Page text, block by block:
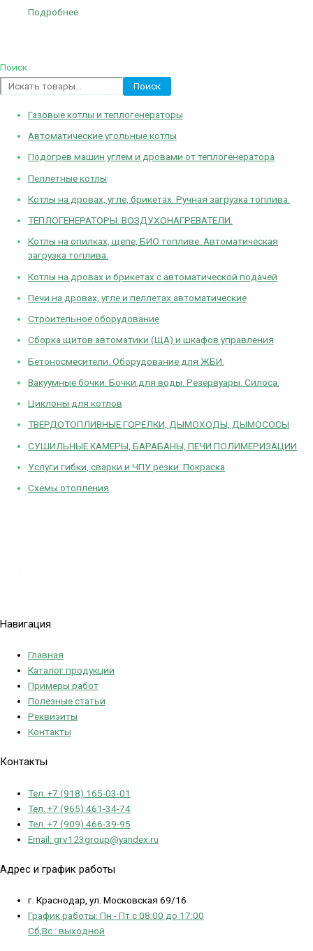
Поиск
Поиск
Газовые котлы и теплогенераторы
Автоматические угольные котлы
Подогрев машин углем и дровами от теплогенератора
Пеллетные котлы
Котлы на дровах, угле, брикетах. Ручная загрузка топлива.
ТЕПЛОГЕНЕРАТОРЫ. ВОЗДУХОНАГРЕВАТЕЛИ.
Котлы на опилках, щепе, БИО топливе. Автоматическая
загрузка топлива.
Котлы на дровах и брикетах с автоматической подачей
Печи на дровах, угле и пеллетах автоматические
Строительное оборудование
Сборка щитов автоматики (ЩА) и шкафов управления
Бетоносмесители. Оборудование для ЖБИ.
Вакуумные бочки. Бочки для воды. Резервуары. Силоса.
Циклоны для котлов
ТВЕРДОТОПЛИВНЫЕ ГОРЕЛКИ, ДЫМОХОДЫ, ДЫМОСОСЫ
СУШИЛЬНЫЕ КАМЕРЫ, БАРАБАНЫ, ПЕЧИ ПОЛИМЕРИЗАЦИИ
Услуги гибки, сварки и ЧПУ резки. Покраска
Схемы отопления
Подробнее
Навигация
Главная
Каталог продукции
Примеры работ
Полезные статьи
Реквизиты
Контакты
Контакты
Тел. +7 (918) 165-03-01
Тел. +7 (965) 461-34-74
Тел. +7 (909) 466-39-95
Email: grv123group@yandex.ru
Адрес и график работы
г. Краснодар, ул. Московская 69/16
График работы: Пн - Пт с 08:00 до 17:00
Сб,Вс : выходной